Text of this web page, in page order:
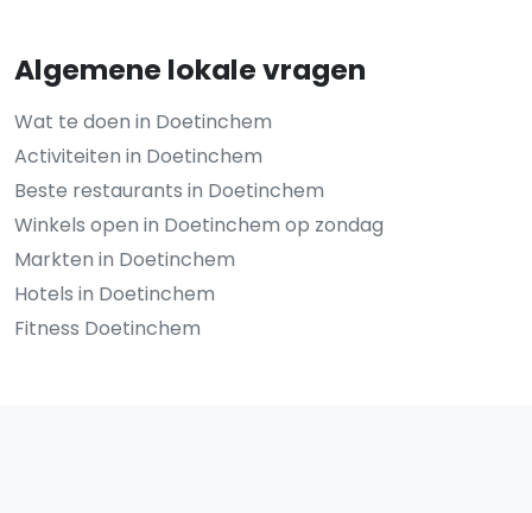
Algemene lokale vragen
Wat te doen in Doetinchem
Activiteiten in Doetinchem
Beste restaurants in Doetinchem
Winkels open in Doetinchem op zondag
Markten in Doetinchem
Hotels in Doetinchem
Fitness Doetinchem